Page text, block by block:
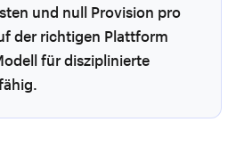
und null Provision pro
der richtigen Plattform
für disziplinierte